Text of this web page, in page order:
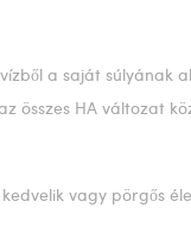
a saját
összes HA változat
vagy pörgős